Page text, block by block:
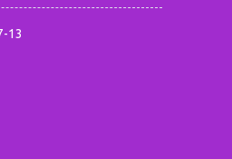
13